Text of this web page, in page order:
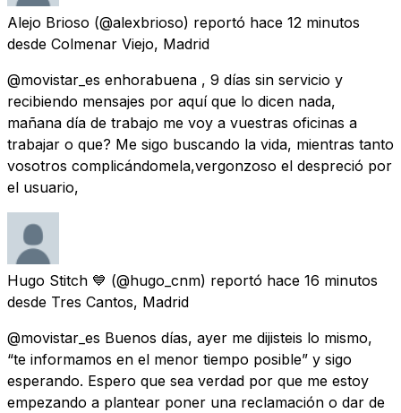
Alejo Brioso (@alexbrioso) reportó hace 12 minutos
desde Colmenar Viejo, Madrid
@movistar_es enhorabuena , 9 días sin servicio y
recibiendo mensajes por aquí que lo dicen nada,
mañana día de trabajo me voy a vuestras oficinas a
trabajar o que? Me sigo buscando la vida, mientras tanto
vosotros complicándomela,vergonzoso el despreció por
el usuario,
Hugo Stitch 💙 (@hugo_cnm) reportó hace 16 minutos
desde Tres Cantos, Madrid
@movistar_es Buenos días, ayer me dijisteis lo mismo,
“te informamos en el menor tiempo posible” y sigo
esperando. Espero que sea verdad por que me estoy
empezando a plantear poner una reclamación o dar de